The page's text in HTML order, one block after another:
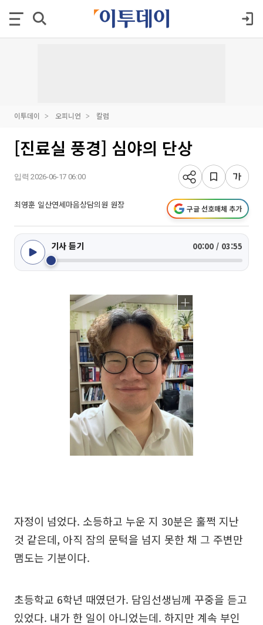
이투데이 오피니언 칼럼
[진료실 풍경] 심야의 단상
입력 2026-06-17 06:00
최영훈 일산연세마음상담의원 원장 구글 선호매체 추가
기사 듣기 00:00 / 03:55
자정이 넘었다. 소등하고 누운 지 30분은 훌쩍 지난
것 같은데, 아직 잠의 문턱을 넘지 못한 채 그 주변만
맴도는 기분이다.
초등학교 6학년 때였던가. 담임선생님께 꾸중을 듣고
있었다. 내가 한 일이 아니었는데. 하지만 계속 부인